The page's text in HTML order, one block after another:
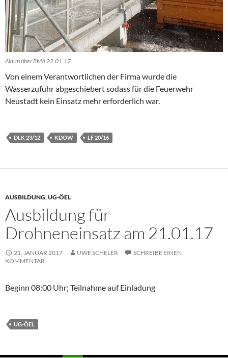
Alarm über BMA 22.01.17
Von einem Verantwortlichen der Firma wurde die
Wasserzufuhr abgeschiebert sodass für die Feuerwehr
Neustadt kein Einsatz mehr erforderlich war.
DLK 23/12 KDOW LF 20/16
AUSBILDUNG,UG-ÖEL
Ausbildung für
Drohneneinsatz am 21.01.17
21. JANUAR 2017 UWE SCHELER
SCHREIBE EINEN
KOMMENTAR
Beginn 08:00 Uhr; Teilnahme auf Einladung
UG-ÖEL